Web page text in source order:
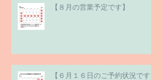
【８月の営業予定です】
【６月１６日のご予約状況です】